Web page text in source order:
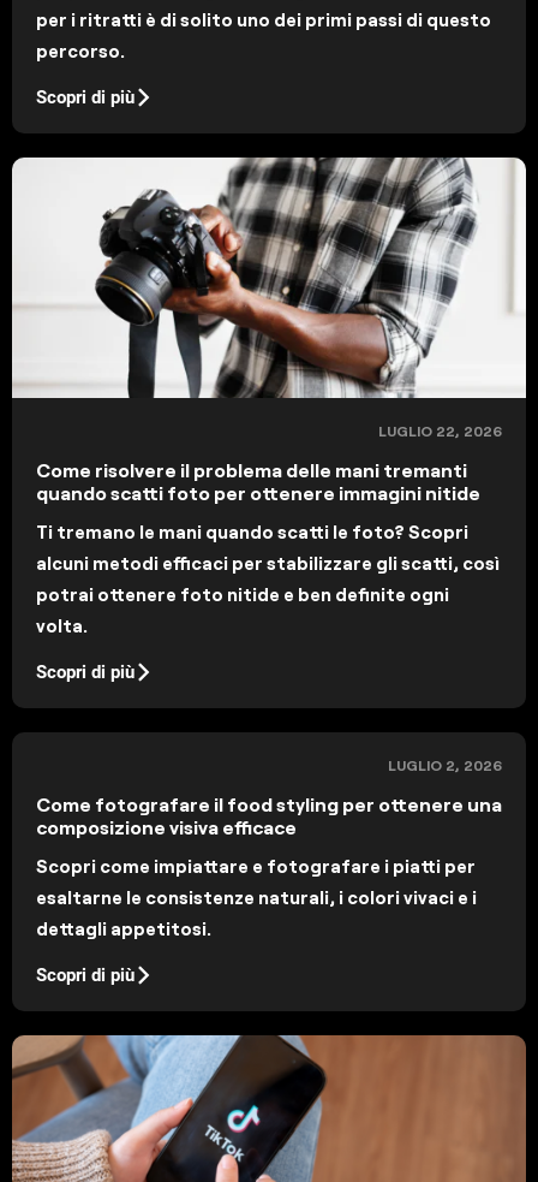
per i ritratti è di solito uno dei primi passi di questo
percorso.
Scopri di più
LUGLIO 22, 2026
Come risolvere il problema delle mani tremanti
quando scatti foto per ottenere immagini nitide
Ti tremano le mani quando scatti le foto? Scopri
alcuni metodi efficaci per stabilizzare gli scatti, così
potrai ottenere foto nitide e ben definite ogni
volta.
Scopri di più
LUGLIO 2, 2026
Come fotografare il food styling per ottenere una
composizione visiva efficace
Scopri come impiattare e fotografare i piatti per
esaltarne le consistenze naturali, i colori vivaci e i
dettagli appetitosi.
Scopri di più